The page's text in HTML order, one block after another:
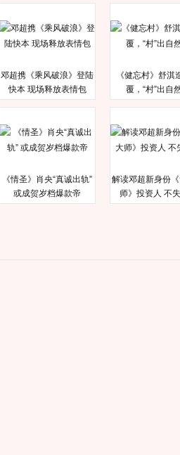
邓超携《乘风破浪》登陆
快本 现场释放表情包
《健忘村》舒淇
覆，“村”出自
《情圣》肖央“真诚出轨”
或成贺岁档爆款帝
解读邓超新身份
师》投资人 不